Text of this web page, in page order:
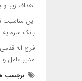
اهداف زیبا
این مناسبت
بانک
فرج اله قدمی
مدیر عامل
برچسب